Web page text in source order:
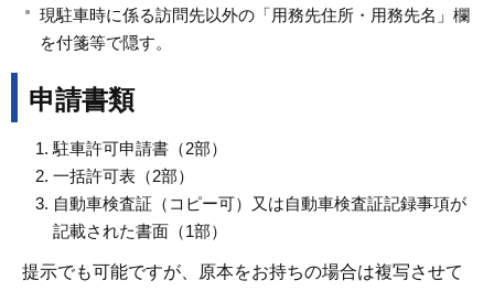
現駐車時に係る訪問先以外の「用務先住所・用務先名」欄
を付箋等で隠す。
申請書類
駐車許可申請書（2部）
一括許可表（2部）
自動車検査証（コピー可）又は自動車検査証記録事項が
記載された書面（1部）
提示でも可能ですが、原本をお持ちの場合は複写させて